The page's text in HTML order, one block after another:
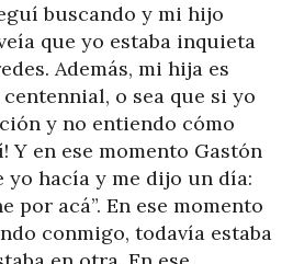
buscando y mi hijo
que yo estaba inquieta
Además, mi hija es
o sea que si yo
y no entiendo cómo
Y en ese momento Gastón
yo hacía y me dijo un día:
por acá”. En ese momento
conmigo, todavía estaba